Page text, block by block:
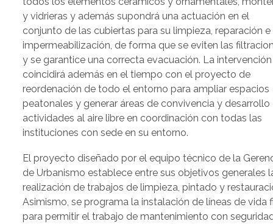
y vidrieras y además supondrá una actuación en el
conjunto de las cubiertas para su limpieza, reparación e
impermeabilización, de forma que se eviten las
y se garantice una correcta evacuación. La intervención
coincidirá además en el tiempo con el proyecto de
reordenación de todo el entorno para ampliar espacios
peatonales y generar áreas de convivencia y desarrollo
actividades al aire libre en coordinación con todas las
instituciones con sede en su entorno.
El proyecto diseñado por el equipo técnico de la
de Urbanismo establece entre sus objetivos generales
realización de trabajos de limpieza, pintado y
Asimismo, se programa la instalación de líneas de vida
para permitir el trabajo de mantenimiento con